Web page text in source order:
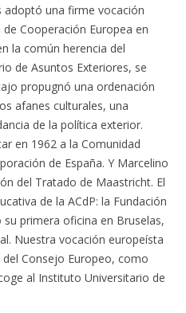
adoptó una firme vocación
Cooperación Europea en
la común herencia del
de Asuntos Exteriores, se
propugnó una ordenación
afanes culturales, una
de la política exterior.
en 1962 a la Comunidad
de España. Y Marcelino
del Tratado de Maastricht. El
de la ACdP: la Fundación
primera oficina en Bruselas,
Nuestra vocación europeísta
Consejo Europeo, como
al Instituto Universitario de